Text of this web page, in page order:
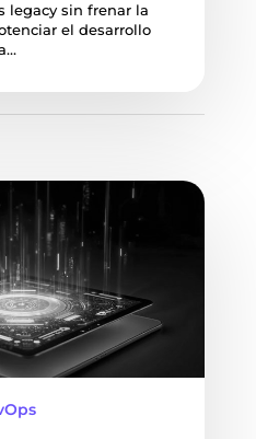
legacy sin frenar la
el desarrollo